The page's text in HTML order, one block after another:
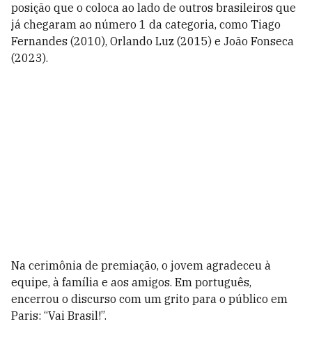
posição que o coloca ao lado de outros brasileiros que
já chegaram ao número 1 da categoria, como Tiago
Fernandes (2010), Orlando Luz (2015) e João Fonseca
(2023).
Na cerimônia de premiação, o jovem agradeceu à
equipe, à família e aos amigos. Em português,
encerrou o discurso com um grito para o público em
Paris: “Vai Brasil!”.